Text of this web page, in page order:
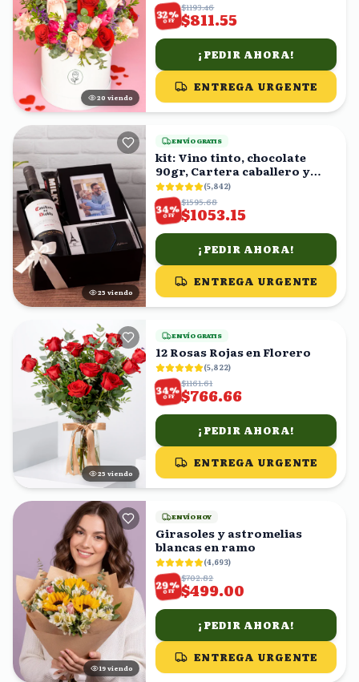
19 viendo
32%
OFF
$1193.46
$811.55
¡PEDIR AHORA!
ENTREGA URGENTE
25 viendo
ENVÍO GRATIS
kit: Vino tinto, chocolate
90gr, Cartera caballero y
fotografía en caja
(5,842)
34%
OFF
$1595.68
$1053.15
¡PEDIR AHORA!
ENTREGA URGENTE
24 viendo
ENVÍO GRATIS
12 Rosas Rojas en Florero
(5,822)
34%
OFF
$1161.61
$766.66
¡PEDIR AHORA!
ENTREGA URGENTE
19 viendo
ENVÍO HOY
Girasoles y astromelias
blancas en ramo
(4,693)
29%
OFF
$702.82
$499.00
¡PEDIR AHORA!
ENTREGA URGENTE